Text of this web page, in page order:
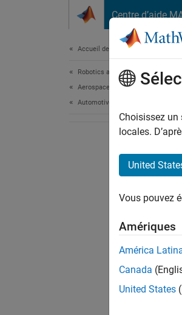
Centre d’aide
Accueil de la documentation
Robotics and Autonomous
Aerospace and Defense
Automotive
Choisissez
locales.
United
Vous pouvez
Amériques
América
Canada
United States